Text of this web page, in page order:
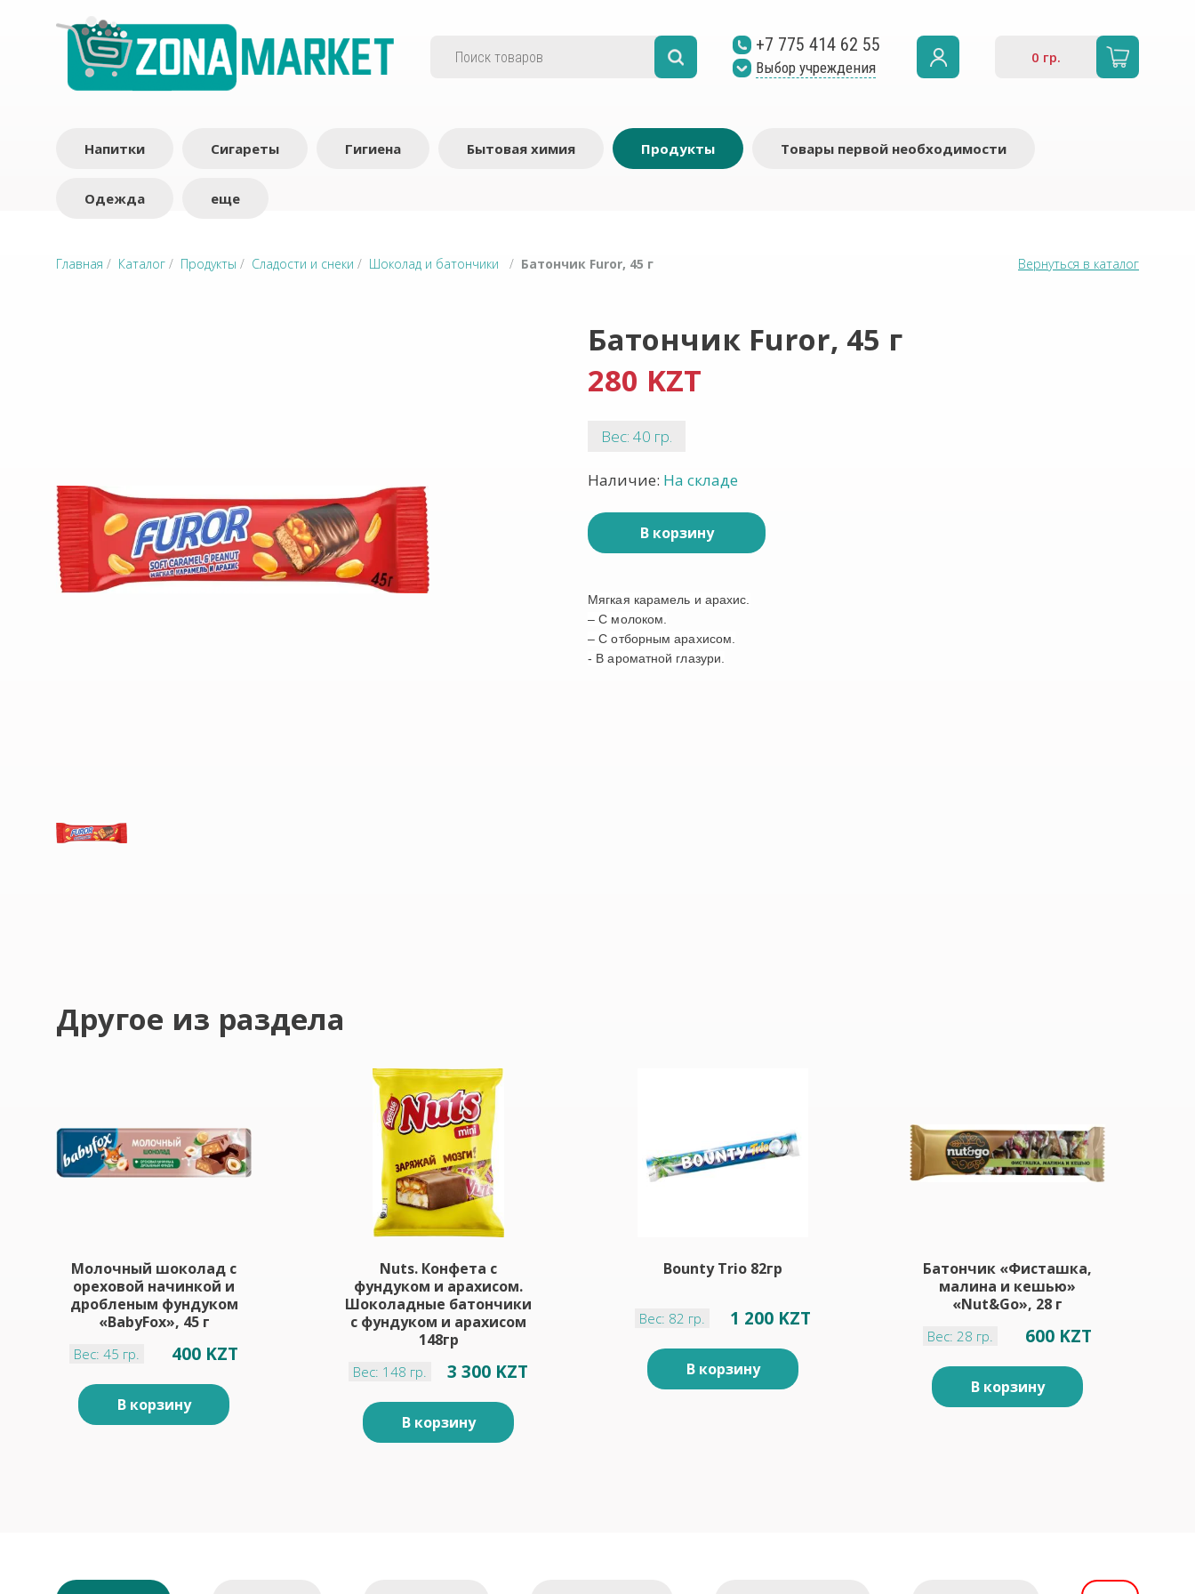
+7 775 414 62 55
Выбор учреждения
0 гр.
Напитки Сигареты Гигиена Бытовая химия Продукты Товары первой необходимости
Одежда еще
Главная / Каталог / Продукты / Сладости и снеки / Шоколад и батончики / Батончик Furor, 45 г Вернуться в каталог
Батончик Furor, 45 г
280 KZT
Вес: 40 гр.
Наличие: На складе
В корзину
Мягкая карамель и арахис.
– С молоком.
– С отборным арахисом.
- В ароматной глазури.
Другое из раздела
Молочный шоколад с
ореховой начинкой и
дробленым фундуком
«BabyFox», 45 г
Вес: 45 гр. 400 KZT
В корзину
Nuts. Конфета с
фундуком и арахисом.
Шоколадные батончики
с фундуком и арахисом
148гр
Вес: 148 гр. 3 300 KZT
В корзину
Bounty Trio 82гр
Вес: 82 гр. 1 200 KZT
В корзину
Батончик «Фисташка,
малина и кешью»
«Nut&Go», 28 г
Вес: 28 гр. 600 KZT
В корзину